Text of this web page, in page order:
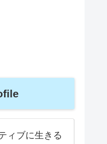
ィブに生きる